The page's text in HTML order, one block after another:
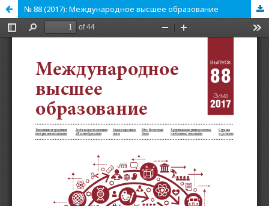
№ 88 (2017): Международное высшее образование